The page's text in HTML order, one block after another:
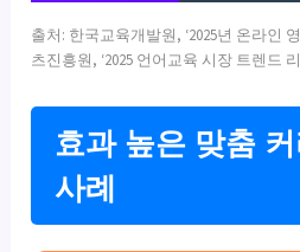
출처: 한국교육개발원, ‘2025년 온라인
츠진흥원, ‘2025 언어교육 시장 트렌드
효과 높은 맞춤
사례